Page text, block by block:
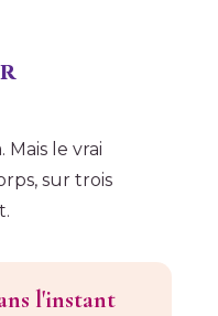
le vrai
sur trois
l'instant